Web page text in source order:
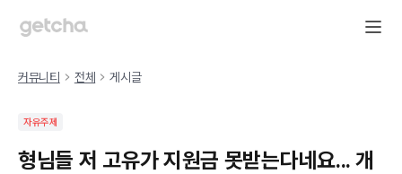
커뮤니티 전체 게시글
자유주제
형님들 저 고유가 지원금 못받는다네요... 개